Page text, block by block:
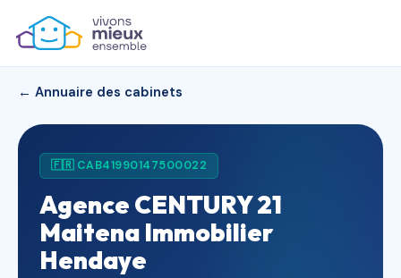
← Annuaire des cabinets
🇫🇷 CAB41990147500022
Agence CENTURY 21
Maitena Immobilier
Hendaye